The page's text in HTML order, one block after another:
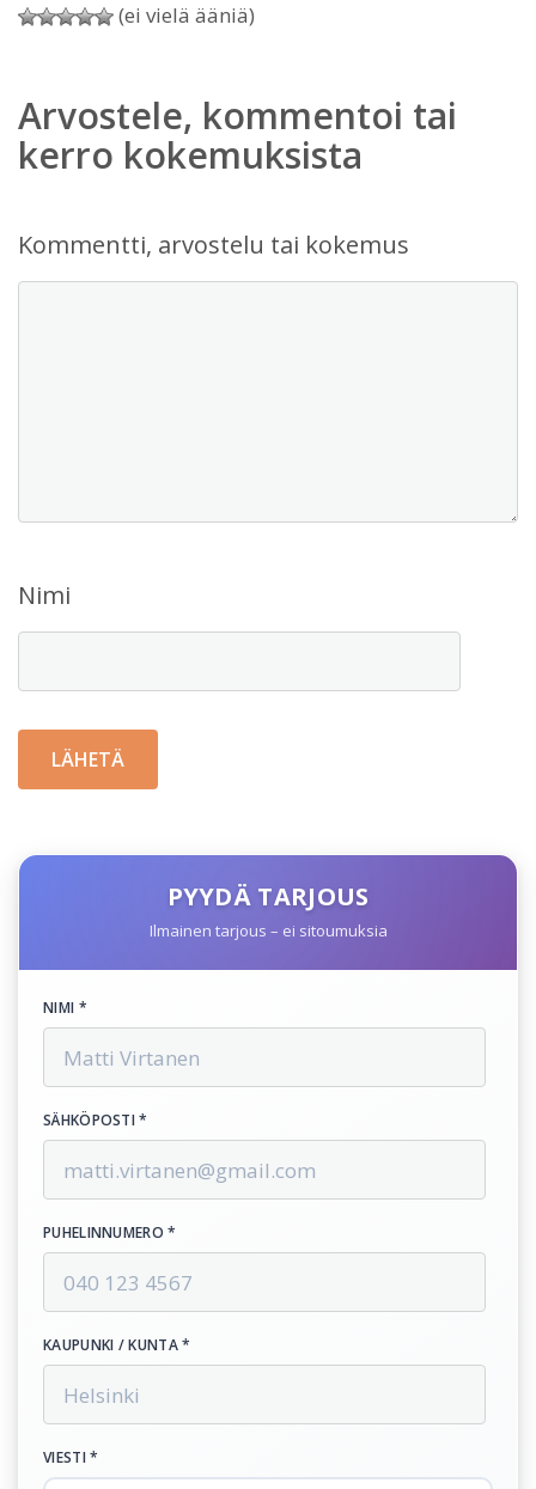
(ei vielä ääniä)
Arvostele, kommentoi tai
kerro kokemuksista
Kommentti, arvostelu tai kokemus
Nimi
PYYDÄ TARJOUS
Ilmainen tarjous – ei sitoumuksia
NIMI *
SÄHKÖPOSTI *
PUHELINNUMERO *
KAUPUNKI / KUNTA *
VIESTI *